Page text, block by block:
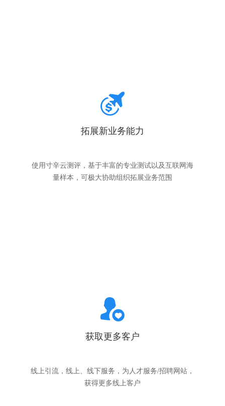
拓展新业务能力
使用寸辛云测评，基于丰富的专业测试以及互联网海
量样本，可极大协助组织拓展业务范围
获取更多客户
线上引流，线上、线下服务，为人才服务/招聘网站，
获得更多线上客户